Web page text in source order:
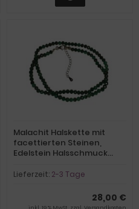
Malachit Halskette mit
facettierten Steinen,
Edelstein Halsschmuck
Verschluss mit
Lieferzeit: 2-3 Tage
28,00 €